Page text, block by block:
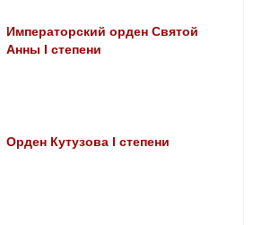
Императорский орден Святой
Анны I степени
Орден Кутузова I степени